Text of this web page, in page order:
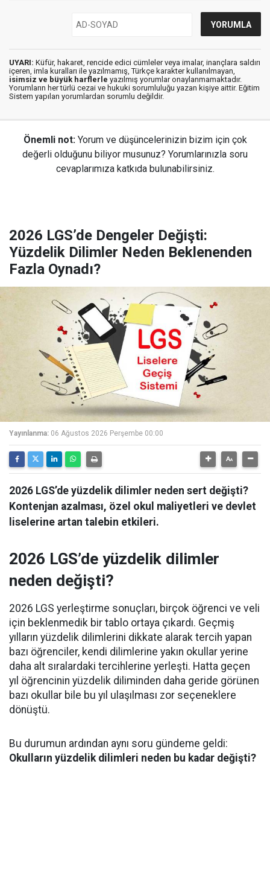
UYARI: Küfür, hakaret, rencide edici cümleler veya imalar, inançlara saldırı
içeren, imla kuralları ile yazılmamış, Türkçe karakter kullanılmayan,
isimsiz ve büyük harflerle yazılmış yorumlar onaylanmamaktadır.
Yorumların her türlü cezai ve hukuki sorumluluğu yazan kişiye aittir. Eğitim
Sistem yapılan yorumlardan sorumlu değildir.
Önemli not: Yorum ve düşüncelerinizin bizim için çok
değerli olduğunu biliyor musunuz? Yorumlarınızla soru
cevaplarımıza katkıda bulunabilirsiniz.
2026 LGS’de Dengeler Değişti:
Yüzdelik Dilimler Neden Beklenenden
Fazla Oynadı?
Yayınlanma: 06 Ağustos 2026 Perşembe 00:00
2026 LGS’de yüzdelik dilimler neden sert değişti?
Kontenjan azalması, özel okul maliyetleri ve devlet
liselerine artan talebin etkileri.
2026 LGS’de yüzdelik dilimler
neden değişti?
2026 LGS yerleştirme sonuçları, birçok öğrenci ve veli
için beklenmedik bir tablo ortaya çıkardı. Geçmiş
yılların yüzdelik dilimlerini dikkate alarak tercih yapan
bazı öğrenciler, kendi dilimlerine yakın okullar yerine
daha alt sıralardaki tercihlerine yerleşti. Hatta geçen
yıl öğrencinin yüzdelik diliminden daha geride görünen
bazı okullar bile bu yıl ulaşılması zor seçeneklere
dönüştü.
Bu durumun ardından aynı soru gündeme geldi:
Okulların yüzdelik dilimleri neden bu kadar değişti?